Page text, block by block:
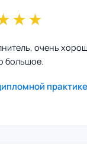
★★
очень
большое.
практике